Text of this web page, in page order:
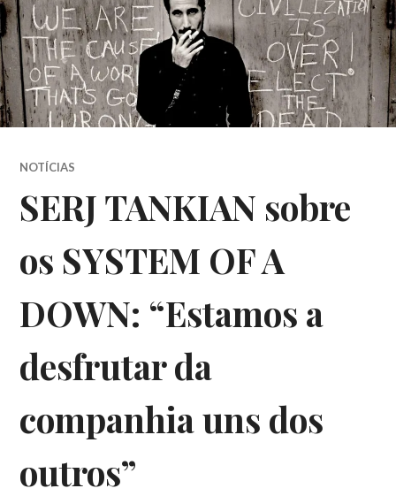
NOTÍCIAS
SERJ TANKIAN sobre
os SYSTEM OF A
DOWN: “Estamos a
desfrutar da
companhia uns dos
outros”